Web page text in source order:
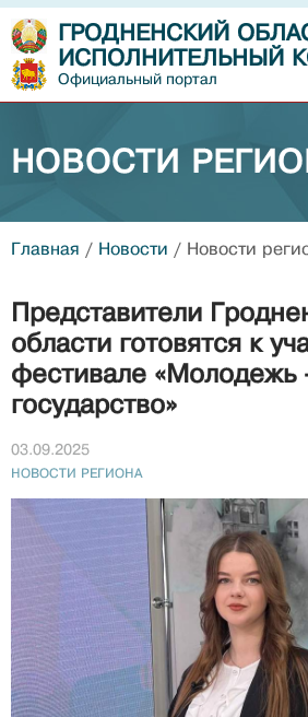
ГРОДНЕНСКИЙ
ИСПОЛНИТЕЛЬНЫЙ
Официальный портал
НОВОСТИ
Главная / Новости / Новости
Представители
области готовятся к
фестивале «Молодежь
государство»
03.09.2025
НОВОСТИ РЕГИОНА